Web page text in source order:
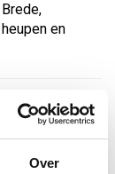
Over
en